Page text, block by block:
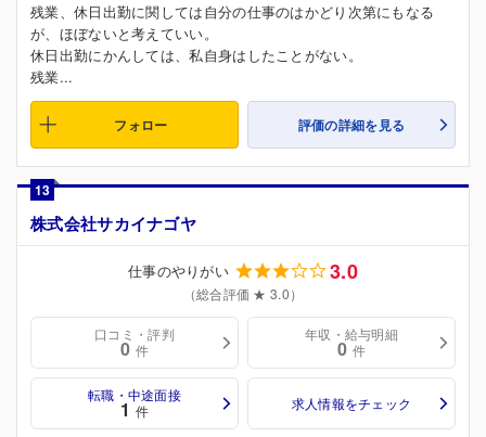
残業、休日出勤に関しては自分の仕事のはかどり次第にもなる
が、ほぼないと考えていい。
休日出勤にかんしては、私自身はしたことがない。
残業...
フォロー 評価の詳細を見る
13
株式会社サカイナゴヤ
仕事のやりがい 3.0
（総合評価 ★ 3.0）
口コミ・評判
0 件
年収・給与明細
0 件
転職・中途面接
1 件 求人情報をチェック